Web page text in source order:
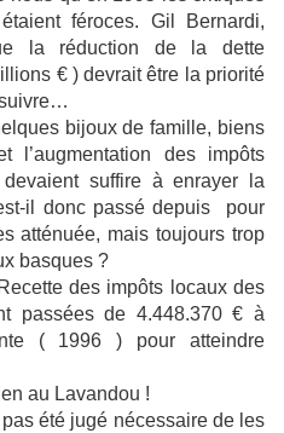
féroces. Gil Bernardi,
la réduction de la dette
€ ) devrait être la priorité
suivre…
bijoux de famille, biens
l’augmentation des impôts
suffire à enrayer la
il donc passé depuis pour
atténuée, mais toujours trop
basques ?
des impôts locaux des
passées de 4.448.370 € à
( 1996 ) pour atteindre
au Lavandou !
pas été jugé nécessaire de les